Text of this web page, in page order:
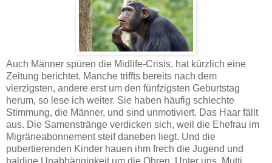
Auch Männer spüren die Midlife-Crisis, hat kürzlich eine
Zeitung berichtet. Manche triffts bereits nach dem
vierzigsten, andere erst um den fünfzigsten Geburtstag
herum, so lese ich weiter. Sie haben häufig schlechte
Stimmung, die Männer, und sind unmotiviert. Das Haar fällt
aus. Die Samenstränge verdicken sich, weil die Ehefrau im
Migräneabonnement steif daneben liegt. Und die
pubertierenden Kinder hauen ihm frech die Jugend und
baldige Unabhängigkeit um die Ohren. Unter uns, Mutti